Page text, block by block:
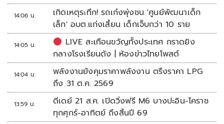
14:06 น.
เกิดเหตุระทึก! รถเก๋งพุ่งชน 'ศูนย์พัฒนาเด็ก
เล็ก' อบต.แก่งเสี้ยน เด็กเจ็บกว่า 10 ราย
14:05 น.
LIVE สะเทือนขวัญทั้งประเทศ กราดยิง
กลางโรงเรียนดัง | ห้องข่าวไทยโพสต์
14:04 น.
พลังงานยังคุมราคาพลังงาน ตรึงราคา LPG
ถึง 31 ต.ค. 2569
13:59 น.
ดีเดย์ 21 ส.ค. เปิดวิ่งฟรี M6 บางปะอิน-โคราช
ทุกศุกร์-อาทิตย์ ถึงสิ้นปี 69